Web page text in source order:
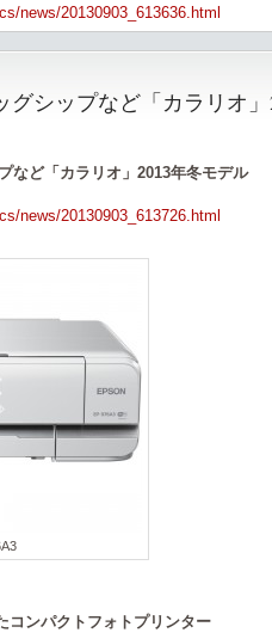
news/20130903_613636.html
グシップなど「カラリオ
など「カラリオ」2013年冬モデル
news/20130903_613726.html
コンパクトフォトプリンター